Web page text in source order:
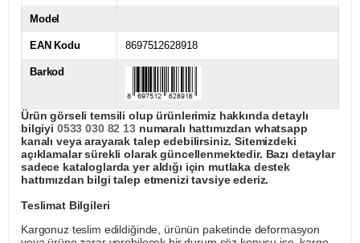
Model
EAN Kodu 8697512628918
Barkod
Ürün görseli temsili olup ürünlerimiz hakkında detaylı
bilgiyi 0533 030 82 13numaralı hattımızdan whatsapp
kanalı veya arayarak talep edebilirsiniz. Sitemizdeki
açıklamalar sürekli olarak güncellenmektedir. Bazı detaylar
sadece kataloglarda yer aldığı için mutlaka destek
hattımızdan bilgi talep etmenizi tavsiye ederiz.
Teslimat Bilgileri
Kargonuz teslim edildiğinde, ürünün paketinde deformasyon